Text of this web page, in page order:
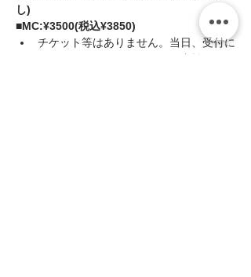
し)
■MC:¥3500(税込¥3850)
チケット等はありません。当日、受付に